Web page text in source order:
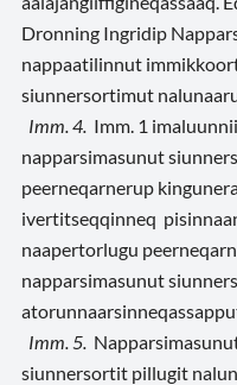
Dronning Ingridip
nappaatilinnut
siunnersortimut
Imm. 4. Imm. 1
napparsimasunut
peerneqarnerup
ivertitseqqinneq
naapertorlugu
napparsimasunut
Imm. 5.
siunnersortit pillugit